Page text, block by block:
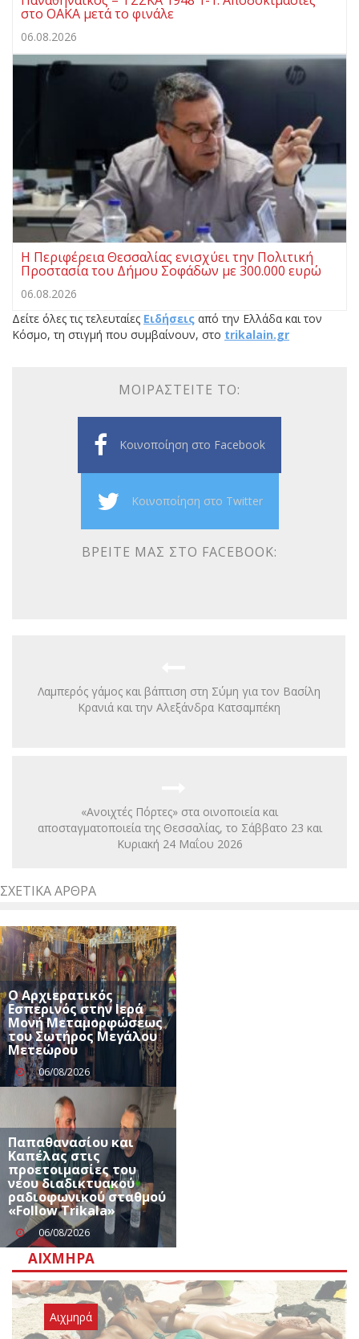
στο ΟΑΚΑ μετά το φινάλε
06.08.2026
Η Περιφέρεια Θεσσαλίας ενισχύει την Πολιτική
Προστασία του Δήμου Σοφάδων με 300.000 ευρώ
06.08.2026
Δείτε όλες τις τελευταίες Ειδήσεις από την Ελλάδα και τον
Κόσμο, τη στιγμή που συμβαίνουν, στο trikalain.gr
ΜΟΙΡΑΣΤΕΊΤΕ ΤΟ:
Κοινοποίηση στο Facebook
Κοινοποίηση στο Twitter
ΒΡΕΊΤΕ ΜΑΣ ΣΤΟ FACEBOOK:
Λαμπερός γάμος και βάπτιση στη Σύμη για τον Βασίλη
Κρανιά και την Αλεξάνδρα Κατσαμπέκη
«Ανοιχτές Πόρτες» στα οινοποιεία και
αποσταγματοποιεία της Θεσσαλίας, το Σάββατο 23 και
Κυριακή 24 Μαΐου 2026
ΣΧΕΤΙΚΆ ΆΡΘΡΑ
Ο Αρχιερατικός
Εσπερινός στην Ιερά
Μονή Μεταμορφώσεως
του Σωτήρος Μεγάλου
Μετεώρου
06/08/2026
Παπαθανασίου και
Καπέλας στις
προετοιμασίες του
νέου διαδικτυακού
ραδιοφωνικού σταθμού
«Follow Trikala»
06/08/2026
ΑΙΧΜΗΡΆ
Αιχμηρά